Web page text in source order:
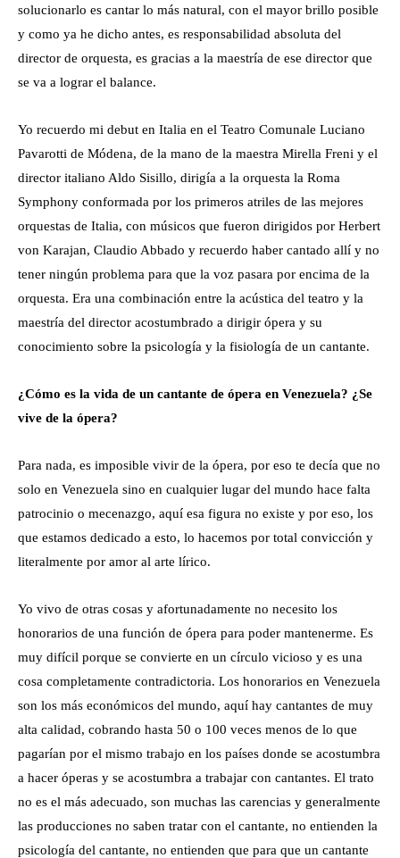
solucionarlo es cantar lo más natural, con el mayor brillo posible
y como ya he dicho antes, es responsabilidad absoluta del
director de orquesta, es gracias a la maestría de ese director que
se va a lograr el balance.
Yo recuerdo mi debut en Italia en el Teatro Comunale Luciano
Pavarotti de Módena, de la mano de la maestra Mirella Freni y el
director italiano Aldo Sisillo, dirigía a la orquesta la Roma
Symphony conformada por los primeros atriles de las mejores
orquestas de Italia, con músicos que fueron dirigidos por Herbert
von Karajan, Claudio Abbado y recuerdo haber cantado allí y no
tener ningún problema para que la voz pasara por encima de la
orquesta. Era una combinación entre la acústica del teatro y la
maestría del director acostumbrado a dirigir ópera y su
conocimiento sobre la psicología y la fisiología de un cantante.
¿Cómo es la vida de un cantante de ópera en Venezuela? ¿Se
vive de la ópera?
Para nada, es imposible vivir de la ópera, por eso te decía que no
solo en Venezuela sino en cualquier lugar del mundo hace falta
patrocinio o mecenazgo, aquí esa figura no existe y por eso, los
que estamos dedicado a esto, lo hacemos por total convicción y
literalmente por amor al arte lírico.
Yo vivo de otras cosas y afortunadamente no necesito los
honorarios de una función de ópera para poder mantenerme. Es
muy difícil porque se convierte en un círculo vicioso y es una
cosa completamente contradictoria. Los honorarios en Venezuela
son los más económicos del mundo, aquí hay cantantes de muy
alta calidad, cobrando hasta 50 o 100 veces menos de lo que
pagarían por el mismo trabajo en los países donde se acostumbra
a hacer óperas y se acostumbra a trabajar con cantantes. El trato
no es el más adecuado, son muchas las carencias y generalmente
las producciones no saben tratar con el cantante, no entienden la
psicología del cantante, no entienden que para que un cantante